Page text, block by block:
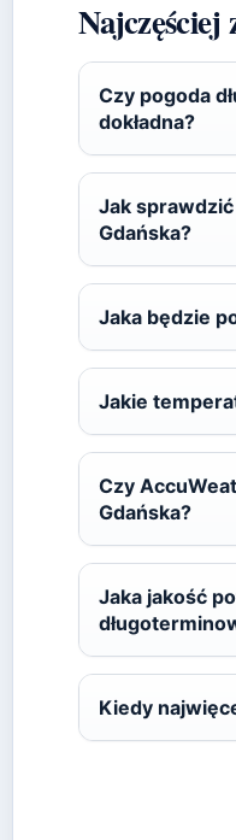
Najczęściej
Czy pogoda
dokładna?
Jak
Gdańska?
Jaka będzie
Jakie
Czy
Gdańska?
Jaka jakość
Kiedy